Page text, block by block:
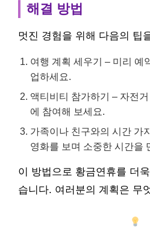
해결 방법
멋진 경험을 위해 다음의 팁
여행 계획 세우기 – 미리 예
업하세요.
액티비티 참가하기 – 자전
에 참여해 보세요.
가족이나 친구와의 시간 가
영화를 보며 소중한 시간을
이 방법으로 황금연휴를 더
습니다. 여러분의 계획은 무